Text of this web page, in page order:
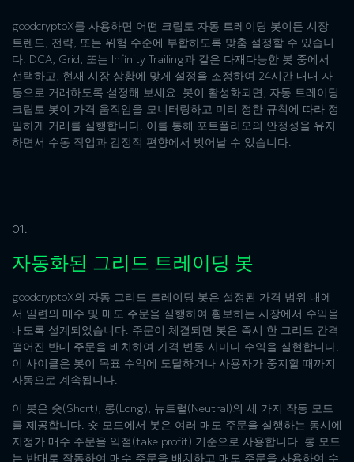
goodcryptoX를 사용하면 어떤 크립토 자동 트레이딩 봇이든 시장
트렌드, 전략, 또는 위험 수준에 부합하도록 맞춤 설정할 수 있습니
다. DCA, Grid, 또는 Infinity Trailing과 같은 다재다능한 봇 중에서
선택하고, 현재 시장 상황에 맞게 설정을 조정하여 24시간 내내 자
동으로 거래하도록 설정해 보세요. 봇이 활성화되면, 자동 트레이딩
크립토 봇이 가격 움직임을 모니터링하고 미리 정한 규칙에 따라 정
밀하게 거래를 실행합니다. 이를 통해 포트폴리오의 안정성을 유지
하면서 수동 작업과 감정적 편향에서 벗어날 수 있습니다.
01.
자동화된 그리드 트레이딩 봇
goodcryptoX의 자동 그리드 트레이딩 봇은 설정된 가격 범위 내에
서 일련의 매수 및 매도 주문을 실행하여 횡보하는 시장에서 수익을
내도록 설계되었습니다. 주문이 체결되면 봇은 즉시 한 그리드 간격
떨어진 반대 주문을 배치하여 가격 변동 시마다 수익을 실현합니다.
이 사이클은 봇이 목표 수익에 도달하거나 사용자가 중지할 때까지
자동으로 계속됩니다.
이 봇은 숏(Short), 롱(Long), 뉴트럴(Neutral)의 세 가지 작동 모드
를 제공합니다. 숏 모드에서 봇은 여러 매도 주문을 실행하는 동시에
지정가 매수 주문을 익절(take profit) 기준으로 사용합니다. 롱 모드
는 반대로 작동하여 매수 주문을 배치하고 매도 주문을 사용하여 수